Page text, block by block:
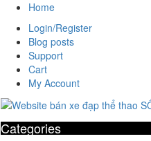
Home
Login/Register
Blog posts
Support
Cart
My Account
Categories